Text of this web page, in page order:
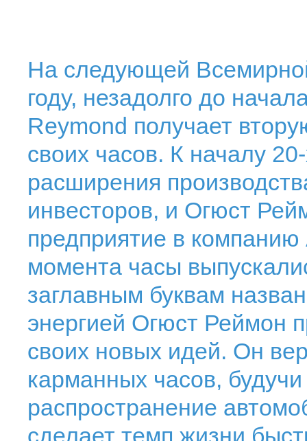
На следующей
году, незадолго до
Reymond получает
своих часов. К началу
расширения
инвесторов, и Огюст
предприятие в
момента часы
заглавным буквам
энергией Огюст Реймон
своих новых идей. Он
карманных часов,
распространение
сделает темп жизни